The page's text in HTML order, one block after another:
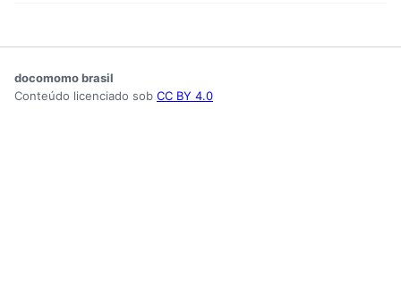
docomomo brasil
Conteúdo licenciado sob CC BY 4.0